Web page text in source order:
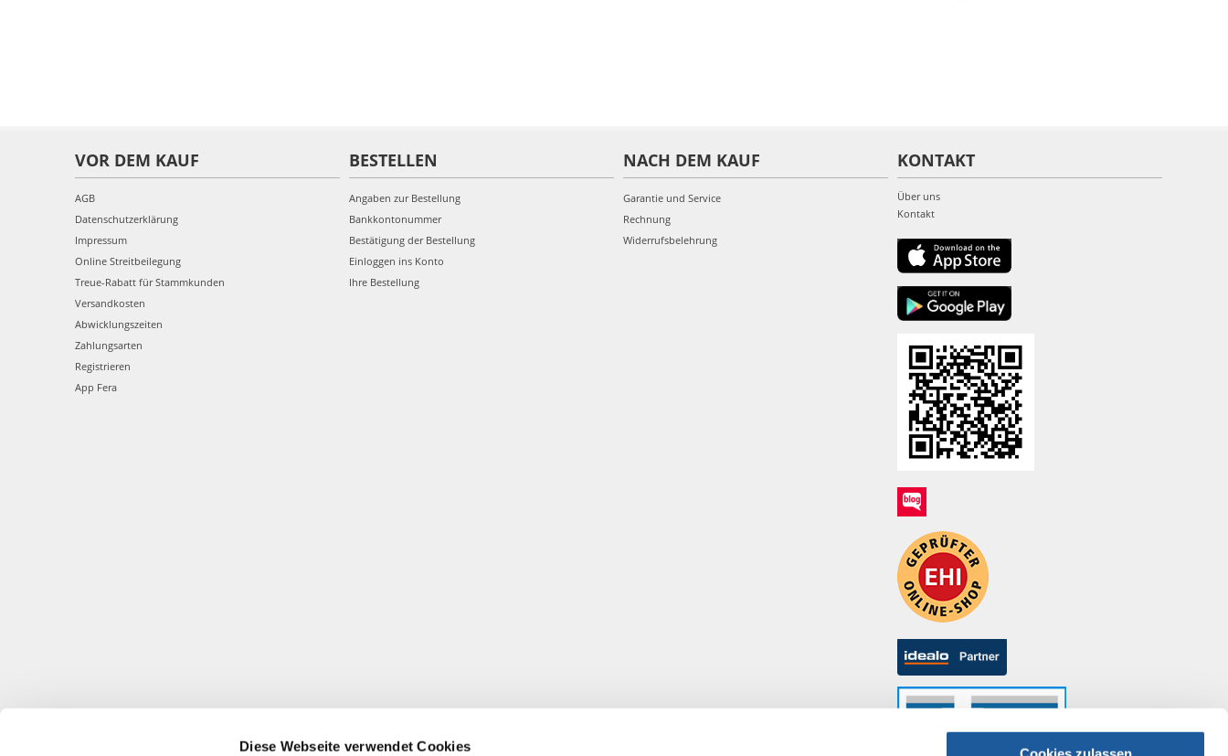
Diese Webseite verwendet Cookies
VOR DEM KAUF
AGB
Datenschutzerklärung
Impressum
Online Streitbeilegung
Treue-Rabatt für Stammkunden
Versandkosten
Abwicklungszeiten
Zahlungsarten
Registrieren
App Fera
BESTELLEN
Angaben zur Bestellung
Bankkontonummer
Bestätigung der Bestellung
Einloggen ins Konto
Ihre Bestellung
NACH DEM KAUF
Garantie und Service
Rechnung
Widerrufsbelehrung
KONTAKT
Über uns
Kontakt